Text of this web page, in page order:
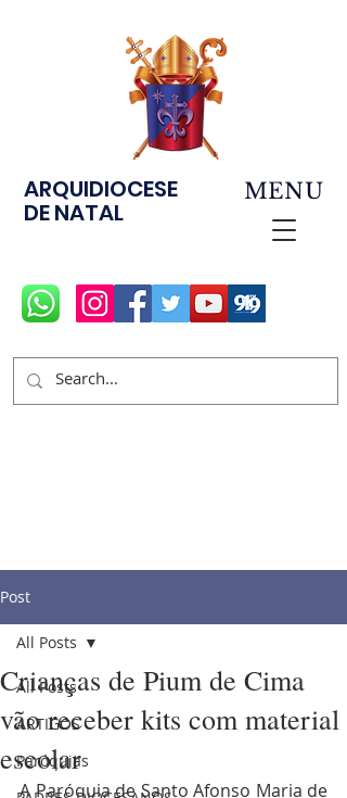
ARQUIDIOCESE
DE NATAL
MENU
Post
All Posts
ARTIGOS
Paróquias
All Posts
Crianças de Pium de Cima
vão receber kits com material
escolar
A Paróquia de Santo Afonso Maria de